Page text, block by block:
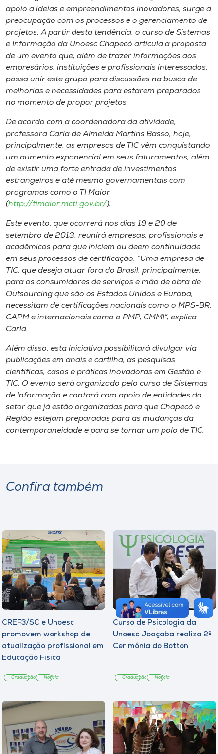
Biblioteca
Editora
Rádio
Museu
Unoesc
Store
Selecione
o idioma
apoio a ideias e empreendimentos inovadores, surge a
preocupação com os processos e o gerenciamento de
projetos. A partir desta tendência, o curso de Sistemas
e Informação da Unoesc Chapecó articula a proposta
de um evento que, além de trazer informações aos
empresários, instituições e profissionais interessados,
possa unir este grupo para discussões na busca de
melhorias e necessidades para estarem preparados
no momento de propor projetos.
De acordo com a coordenadora da atividade,
professora Carla de Almeida Martins Basso, hoje,
principalmente, as empresas de TIC vêm conquistando
um aumento exponencial em seus faturamentos, além
de existir uma forte entrada de investimentos
estrangeiros e até mesmo governamentais com
programas como o TI Maior
(http://timaior.mcti.gov.br/).
Este evento, que ocorrerá nos dias 19 e 20 de
setembro de 2013, reunirá empresas, profissionais e
acadêmicos para que iniciem ou deem continuidade
em seus processos de certificação. “Uma empresa de
TIC, que deseja atuar fora do Brasil, principalmente,
para os consumidores de serviços e mão de obra de
Outsourcing que são os Estados Unidos e Europa,
necessitam de certificações nacionais como o MPS-BR,
CAPM e internacionais como o PMP, CMMI”, explica
Carla.
Além disso, esta iniciativa possibilitará divulgar via
publicações em anais e cartilha, as pesquisas
científicas, casos e práticas inovadoras em Gestão e
TIC. O evento será organizado pelo curso de Sistemas
de Informação e contará com apoio de entidades do
setor que já estão organizadas para que Chapecó e
Região estejam preparadas para as mudanças da
contemporaneidade e para se tornar um polo de TIC.
Confira também
CREF3/SC e Unoesc
promovem workshop de
atualização profissional em
Educação Física
Graduação Notícia
Curso de Psicologia da
Unoesc Joaçaba realiza 2ª
Cerimônia do Botton
Graduação Notícia